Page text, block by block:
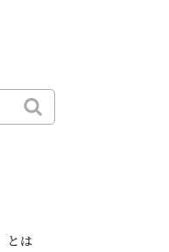
とは